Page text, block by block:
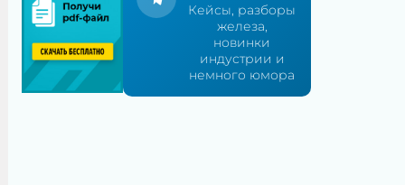
Кейсы, разборы
железа,
новинки
индустрии и
немного юмора